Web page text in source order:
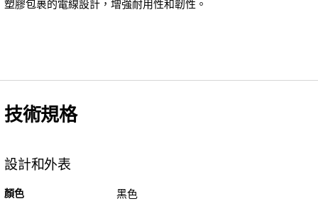
塑膠包裹的電線設計，增強耐用性和韌性。
技術規格
設計和外表
顏色 黑色